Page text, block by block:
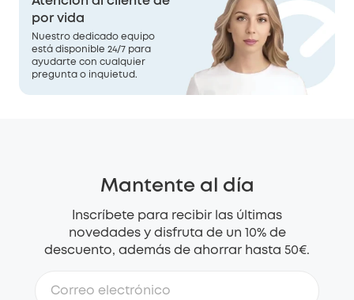
por vida
Nuestro dedicado equipo
está disponible 24/7 para
ayudarte con cualquier
pregunta o inquietud.
Mantente al día
Inscríbete para recibir las últimas
novedades y disfruta de un 10% de
descuento, además de ahorrar hasta 50€.